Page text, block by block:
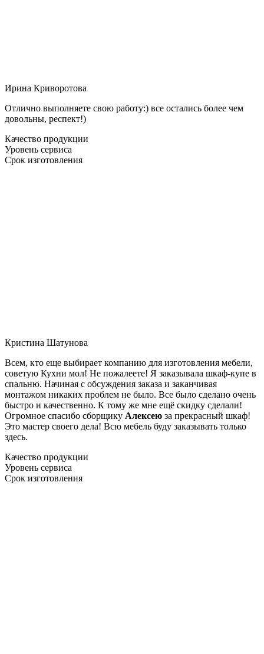
Ирина Криворотова
Отлично выполняете свою работу:) все остались более чем
довольны, респект!)
Качество продукции
Уровень сервиса
Срок изготовления
Кристина Шатунова
Всем, кто еще выбирает компанию для изготовления мебели,
советую Кухни мол! Не пожалеете! Я заказывала шкаф-купе в
спальню. Начиная с обсуждения заказа и заканчивая
монтажом никаких проблем не было. Все было сделано очень
быстро и качественно. К тому же мне ещё скидку сделали!
Огромное спасибо сборщику Алексею за прекрасный шкаф!
Это мастер своего дела! Всю мебель буду заказывать только
здесь.
Качество продукции
Уровень сервиса
Срок изготовления